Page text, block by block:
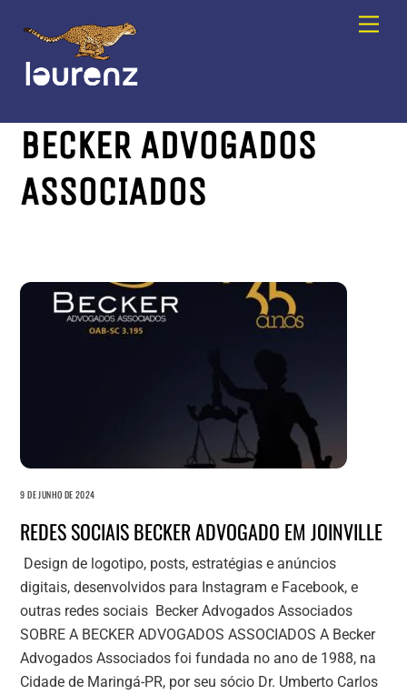
content
BECKER ADVOGADOS
ASSOCIADOS
9 DE JUNHO DE 2024
REDES SOCIAIS BECKER ADVOGADO EM JOINVILLE
Design de logotipo, posts, estratégias e anúncios
digitais, desenvolvidos para Instagram e Facebook, e
outras redes sociais Becker Advogados Associados
SOBRE A BECKER ADVOGADOS ASSOCIADOS A Becker
Advogados Associados foi fundada no ano de 1988, na
Cidade de Maringá-PR, por seu sócio Dr. Umberto Carlos